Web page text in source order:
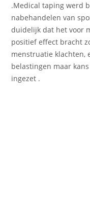
.Medical taping werd
nabehandelen van
duidelijk dat het voor
positief effect bracht
menstruatie klachten,
belastingen maar
ingezet .